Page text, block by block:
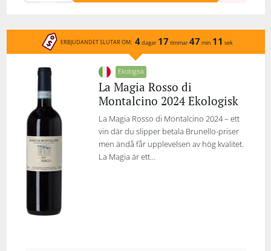
ERBJUDANDET SLUTAR OM: 4dagar 17 timmar47 min 11 sek
Ekologisk
La Magia Rosso di
Montalcino 2024 Ekologisk
La Magia Rosso di Montalcino 2024 – ett
vin där du slipper betala Brunello-priser
men ändå får upplevelsen av hög kvalitet.
La Magia är ett...